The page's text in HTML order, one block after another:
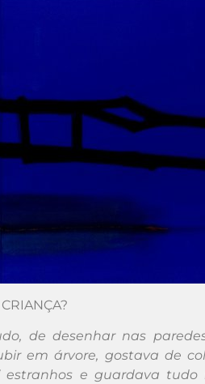
de desenhar nas
em árvore, gostava de
estranhos e guardava